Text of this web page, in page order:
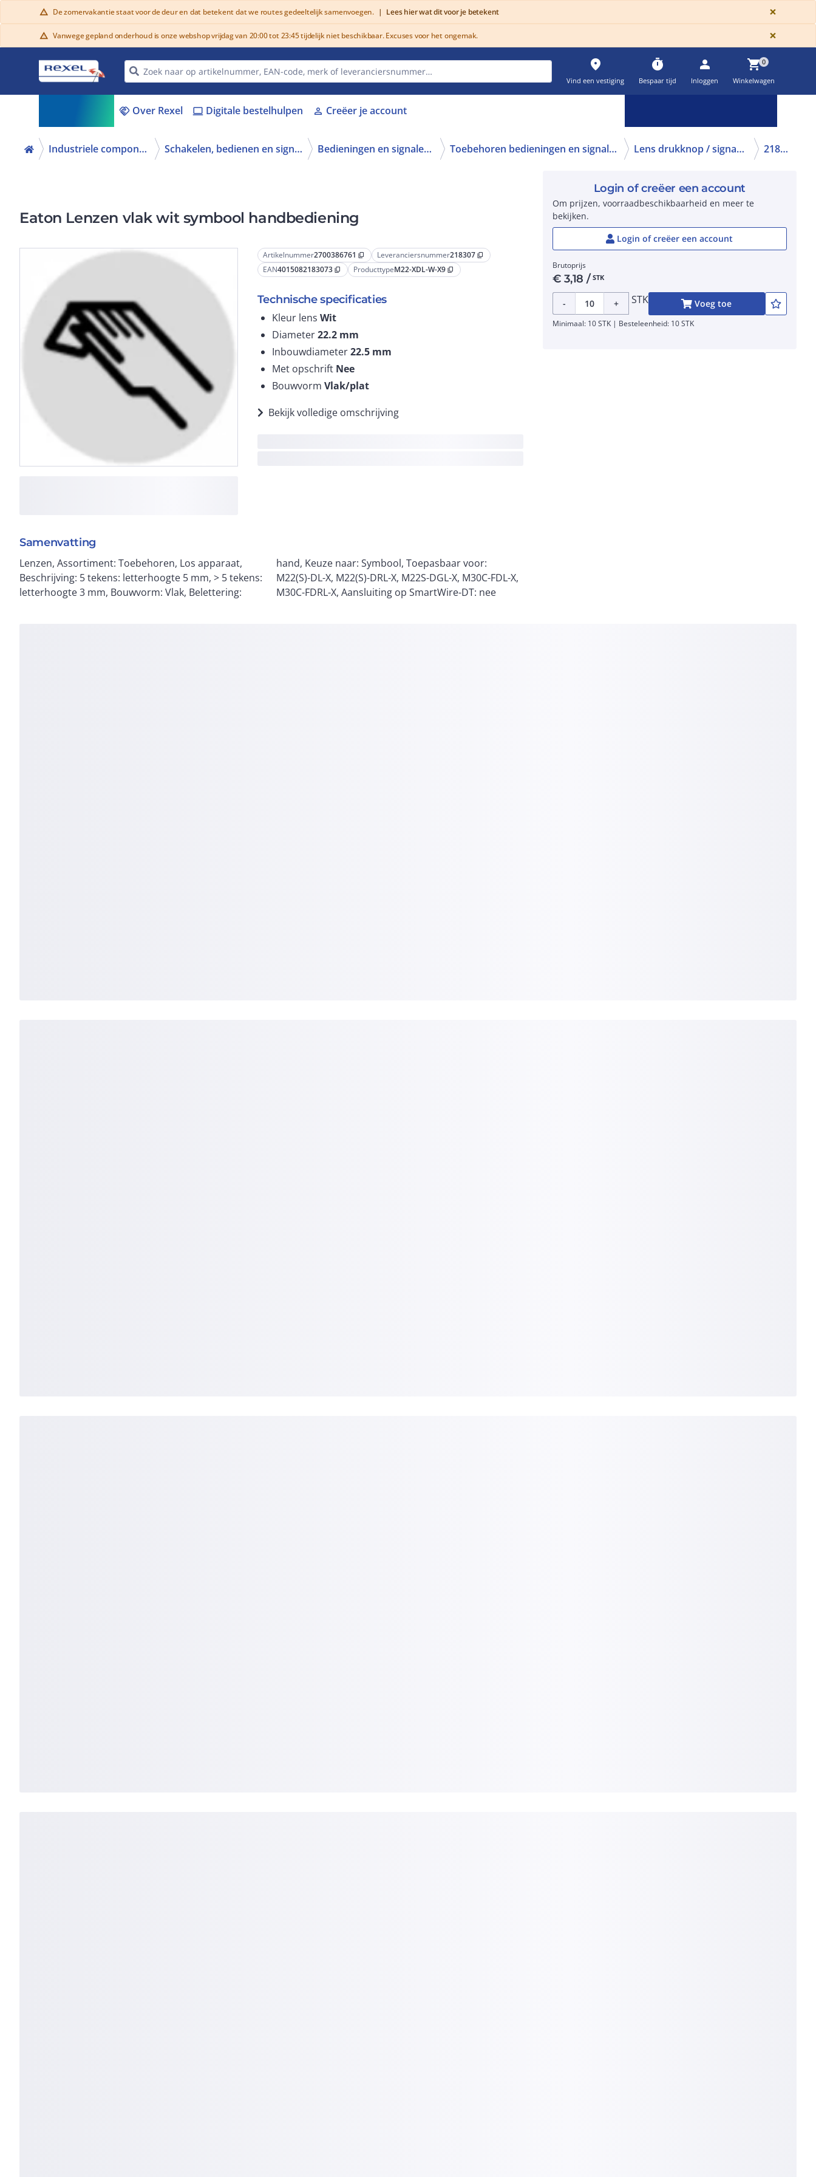
warning De zomervakantie staat voor de deur en dat betekent dat we routes gedeeltelijk samenvoegen. | Lees hier wat dit voor je betekent ×
warning Vanwege gepland onderhoud is onze webshop vrijdag van 20:00 tot 23:45 tijdelijk niet beschikbaar. Excuses voor het ongemak. ×
place
Vind een vestiging
timer
Bespaar tijd
person
Inloggen
shopping_cart0
Winkelwagen
handshake Over Rexel laptop Digitale bestelhulpen person Creëer je account
Industriele componenten Schakelen, bedienen en signaleren Bedieningen en signaleringen Toebehoren bedieningen en signaleringen Lens drukknop / signaallamp 218307
Eaton Lenzen vlak wit symbool handbediening
Artikelnummer2700386761 content_copy Leveranciersnummer218307 content_copy
EAN4015082183073 content_copy ProducttypeM22-XDL-W-X9 content_copy
Technische specificaties
Kleur lens Wit
Diameter22.2 mm
Inbouwdiameter22.5 mm
Met opschrift Nee
Bouwvorm Vlak/plat
Bekijk volledige omschrijving
Samenvatting
Lenzen, Assortiment: Toebehoren, Los apparaat,
Beschrijving: 5 tekens: letterhoogte 5 mm, > 5 tekens:
letterhoogte 3 mm, Bouwvorm: Vlak, Belettering:
hand, Keuze naar: Symbool, Toepasbaar voor:
M22(S)-DL-X, M22(S)-DRL-X, M22S-DGL-X, M30C-FDL-X,
M30C-FDRL-X, Aansluiting op SmartWire-DT: nee
Login of creëer een account
Om prijzen, voorraadbeschikbaarheid en meer te
bekijken.
Login of creëer een account
Brutoprijs
€3,18 / STK
- + STK Voeg toe
Minimaal: 10 STK | Besteleenheid: 10 STK